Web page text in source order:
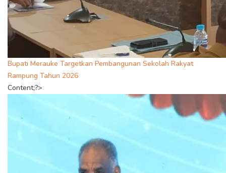
Bupati Merauke Targetkan Pembangunan Sekolah Rakyat
Rampung Tahun 2026
Content;?>